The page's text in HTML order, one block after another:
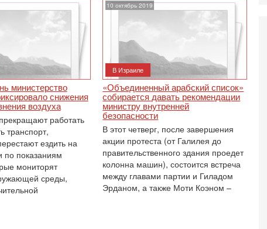
министерство
снижения
воздуха
работать
транспорт,
ездить на
по показаниям
мониторят
среды,
10 октябрь 2019
В Израиле
«Объединенный арабский список»
собирается давать рекомендации
министру внутренней
безопасности
В этот четверг, после завершения
акции протеста (от Галилея до
правительственного здания проедет
колонна машин), состоится встреча
между главами партии и Гиладом
Эрданом, а также Моти Коэном –